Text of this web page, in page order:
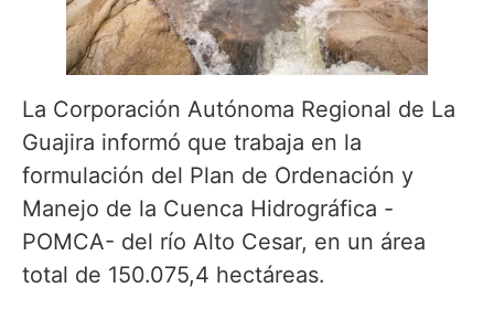
La Corporación Autónoma Regional de La
Guajira informó que trabaja en la
formulación del Plan de Ordenación y
Manejo de la Cuenca Hidrográfica -
POMCA- del río Alto Cesar, en un área
total de 150.075,4 hectáreas.